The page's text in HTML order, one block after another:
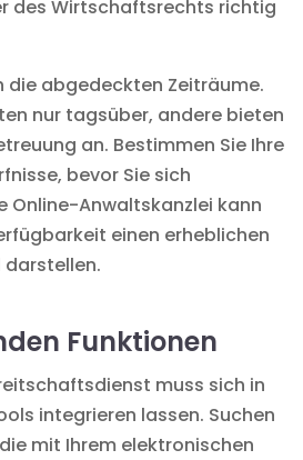
des Wirtschaftsrechts richtig
die abgedeckten Zeiträume.
nur tagsüber, andere bieten
an. Bestimmen Sie Ihre
bevor Sie sich
Online-Anwaltskanzlei kann
einen erheblichen
Funktionen
muss sich in
integrieren lassen. Suchen
mit Ihrem elektronischen